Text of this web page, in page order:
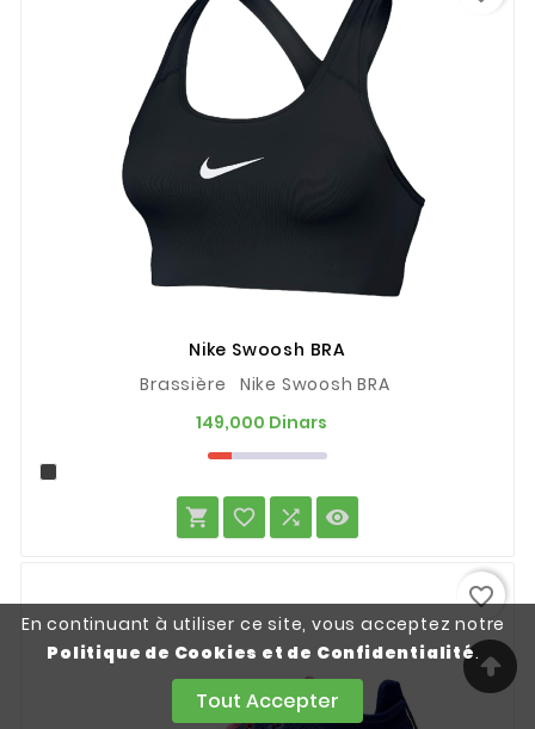
En continuant à utiliser ce site, vous acceptez notre
Politique de Cookies et de Confidentialité.
Tout Accepter
Nike Swoosh BRA
Brassière Nike Swoosh BRA
149,000 Dinars
   
favorite_border